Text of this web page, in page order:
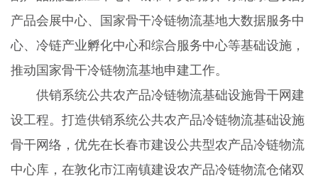
产品会展中心、国家骨干冷链物流基地大数据服务中
心、冷链产业孵化中心和综合服务中心等基础设施，
推动国家骨干冷链物流基地申建工作。
供销系统公共农产品冷链物流基础设施骨干网建
设工程。打造供销系统公共农产品冷链物流基础设施
骨干网络，优先在长春市建设公共型农产品冷链物流
中心库，在敦化市江南镇建设农产品冷链物流仓储双